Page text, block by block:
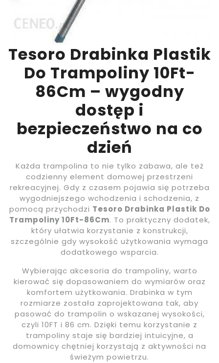
Tesoro Drabinka Plastik
Do Trampoliny 10Ft-
86Cm – wygodny
dostęp i
bezpieczeństwo na co
dzień
Każda trampolina to nie tylko zabawa, ale też
codzienny element domowej przestrzeni
rekreacyjnej. Gdy z czasem pojawia się potrzeba
wygodniejszego wchodzenia i schodzenia, z
pomocą przychodzi Tesoro Drabinka Plastik Do
Trampoliny 10Ft-86Cm. To praktyczny dodatek,
który ułatwia korzystanie z konstrukcji,
szczególnie gdy wysokość użytkowania wymaga
dodatkowego wsparcia.
Wybierając akcesoria do trampoliny, warto
kierować się dopasowaniem do wymiarów oraz
komfortem użytkowania. Drabinka w tym
rozmiarze została zaprojektowana tak, aby
pasować do trampolin o wskazanej wysokości,
czyli 10FT i 86 cm. Dzięki temu korzystanie z
trampoliny staje się bardziej intuicyjne, a
domownicy chętniej korzystają z aktywności na
świeżym powietrzu.